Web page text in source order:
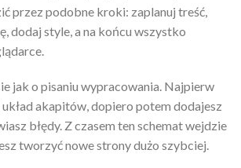
przez podobne kroki: zaplanuj treść,
dodaj style, a na końcu wszystko
jak o pisaniu wypracowania. Najpierw
akapitów, dopiero potem dodajesz
błędy. Z czasem ten schemat wejdzie
tworzyć nowe strony dużo szybciej.